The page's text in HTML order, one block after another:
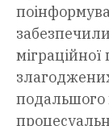
міграційної
подальшого